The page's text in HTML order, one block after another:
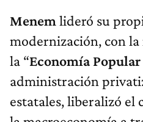
Menem lideró su
modernización, con
la “Economía
administración
estatales, liberalizó el